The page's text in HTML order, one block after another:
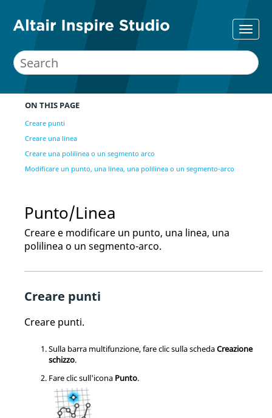
ON THIS PAGE
Creare punti
Creare una linea
Creare una polilinea o un segmento arco
Modificare un punto, una linea, una polilinea o un segmento-arco
Punto/Linea
Creare e modificare un punto, una linea, una
polilinea o un segmento-arco.
Creare punti
Creare punti.
Sulla barra multifunzione, fare clic sulla schedaCreazione
schizzo.
Fare clic sull'icona Punto.